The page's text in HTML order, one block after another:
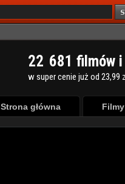
22 681 filmów
w super cenie już od 23,99
Strona główna